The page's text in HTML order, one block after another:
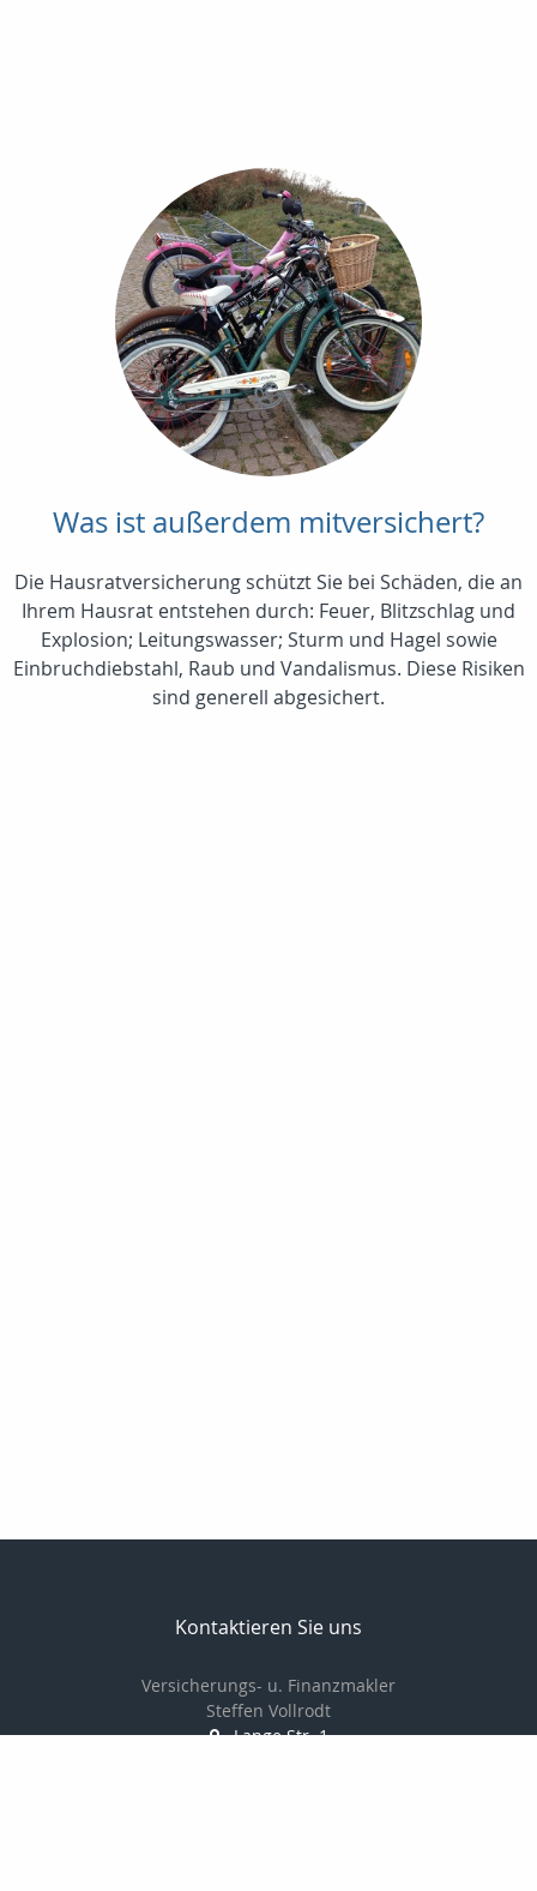
Was ist außerdem mitversichert?
Die Hausratversicherung schützt Sie bei Schäden, die an
Ihrem Hausrat entstehen durch: Feuer, Blitzschlag und
Explosion; Leitungswasser; Sturm und Hagel sowie
Einbruchdiebstahl, Raub und Vandalismus. Diese Risiken
sind generell abgesichert.
Kontaktieren Sie uns
Versicherungs- u. Finanzmakler
Steffen Vollrodt
Lange Str. 1